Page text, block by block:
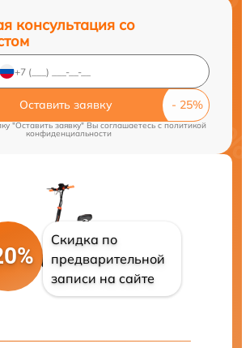
консультация со
Оставить заявку
"Оставить заявку" Вы соглашаетесь cполитикой
конфиденциальности
Скидка по
предварительной
записи на сайте